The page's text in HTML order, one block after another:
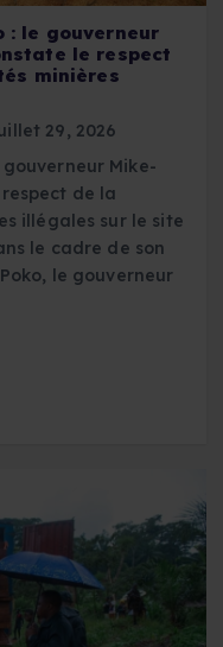
: le gouverneur
le respect
minières
29, 2026
Mike-
de la
illégales sur le site
le cadre de son
le gouverneur